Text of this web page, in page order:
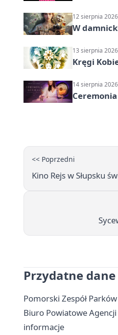
12 sierpnia
W
13 sierpnia
Kręgi
14 sierpnia
<< Poprzedni
Kino Rejs w Słupsku
Przydatne
Pomorski Zespół
Biuro Powiatowe
informacje